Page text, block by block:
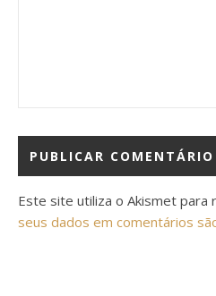
Este site utiliza o Akismet para
seus dados em comentários